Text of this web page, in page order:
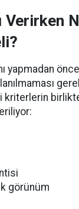
Verirken
yapmadan
kriterlerin
görünüm